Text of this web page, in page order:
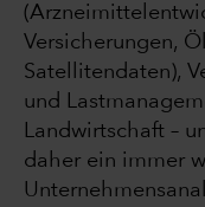
Versicherungen,
Satellitendaten),
und
Landwirtschaft –
daher ein immer